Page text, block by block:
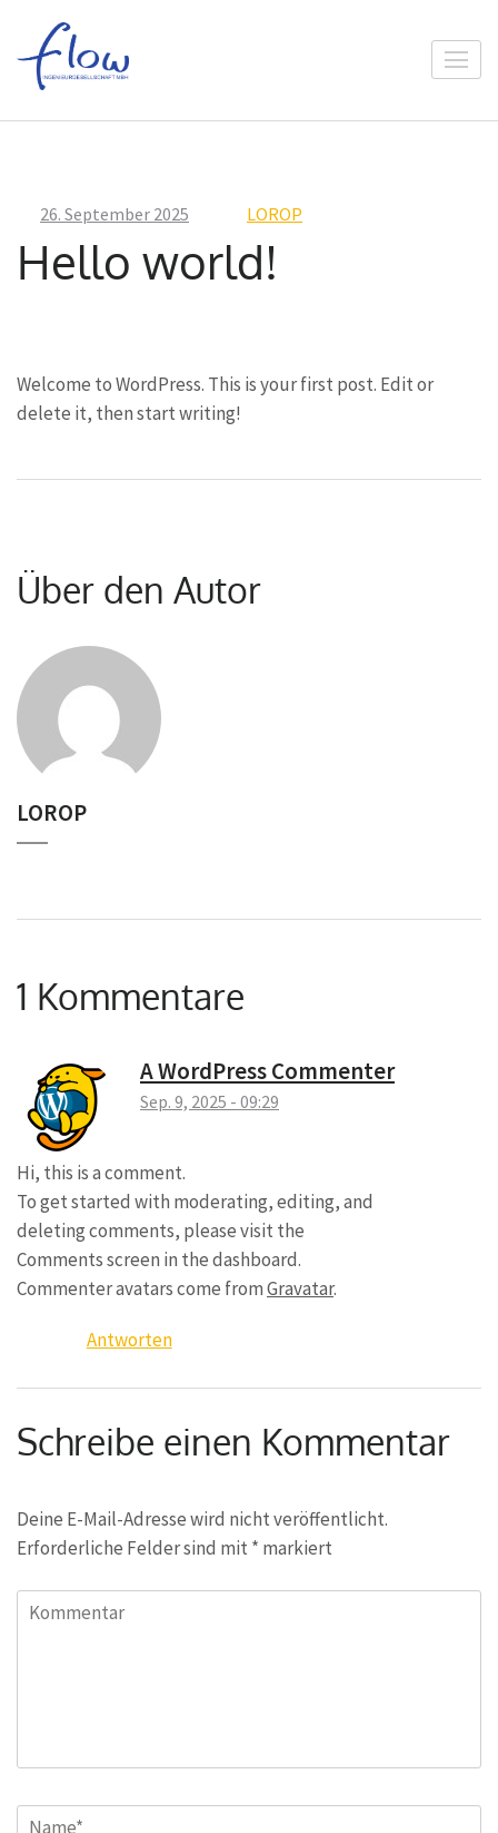
Inhalt
springen
drücken)
Flow Ingeneurgesellschaft mbH
26. September 2025 LOROP
Hello world!
Welcome to WordPress. This is your first post. Edit or
delete it, then start writing!
Über den Autor
LOROP
1 Kommentare
A WordPress Commenter
Sep. 9, 2025 - 09:29
Hi, this is a comment.
To get started with moderating, editing, and
deleting comments, please visit the
Comments screen in the dashboard.
Commenter avatars come fromGravatar.
Antworten
Schreibe einen Kommentar
Deine E-Mail-Adresse wird nicht veröffentlicht.
Erforderliche Felder sind mit * markiert
Kommentar
Name*